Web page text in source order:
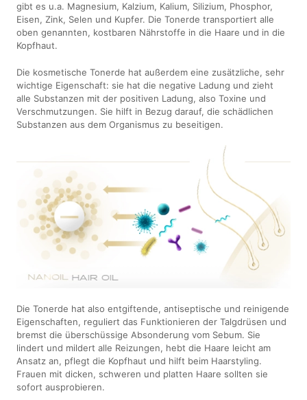
gibt es u.a. Magnesium, Kalzium, Kalium, Silizium, Phosphor,
Eisen, Zink, Selen und Kupfer. Die Tonerde transportiert alle
oben genannten, kostbaren Nährstoffe in die Haare und in die
Kopfhaut.
Die kosmetische Tonerde hat außerdem eine zusätzliche, sehr
wichtige Eigenschaft: sie hat die negative Ladung und zieht
alle Substanzen mit der positiven Ladung, also Toxine und
Verschmutzungen. Sie hilft in Bezug darauf, die schädlichen
Substanzen aus dem Organismus zu beseitigen.
Die Tonerde hat also entgiftende, antiseptische und reinigende
Eigenschaften, reguliert das Funktionieren der Talgdrüsen und
bremst die überschüssige Absonderung vom Sebum. Sie
lindert und mildert alle Reizungen, hebt die Haare leicht am
Ansatz an, pflegt die Kopfhaut und hilft beim Haarstyling.
Frauen mit dicken, schweren und platten Haare sollten sie
sofort ausprobieren.